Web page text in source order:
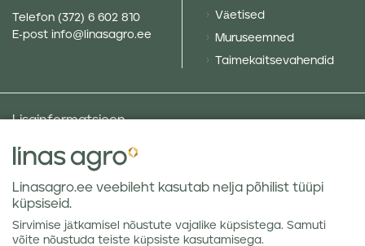
Telefon (372) 6 602 810
E-post info@linasagro.ee
Väetised
Muruseemned
Taimekaitsevahendid
Lisainformatsioon
Taluniku põllugalerii
Sotsiaalne vastutus ja poliitikad
Andmekaitsetingimused
Kauba hoiustamine
Teraviljaturu ülevaated
Linasagro.ee veebileht kasutab nelja põhilist tüüpi
küpsiseid.
Sirvimise jätkamisel nõustute vajalike küpsistega. Samuti
võite nõustuda teiste küpsiste kasutamisega.